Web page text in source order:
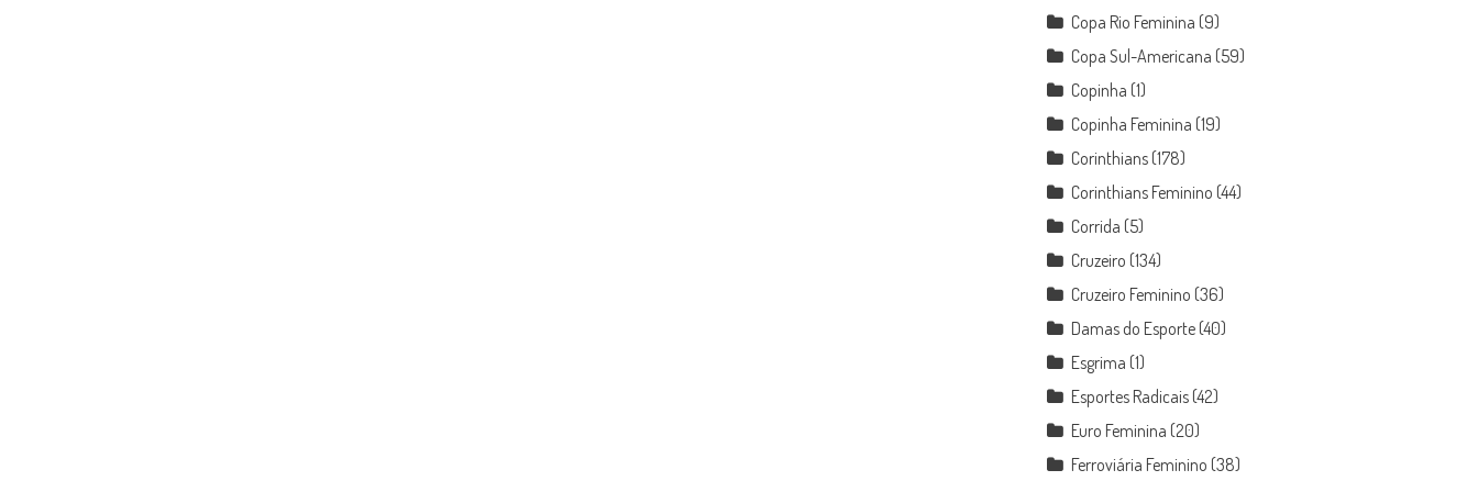
Copa Rio Feminina (9)
Copa Sul-Americana (59)
Copinha (1)
Copinha Feminina (19)
Corinthians (178)
Corinthians Feminino (44)
Corrida (5)
Cruzeiro (134)
Cruzeiro Feminino (36)
Damas do Esporte (40)
Esgrima (1)
Esportes Radicais (42)
Euro Feminina (20)
Ferroviária Feminino (38)